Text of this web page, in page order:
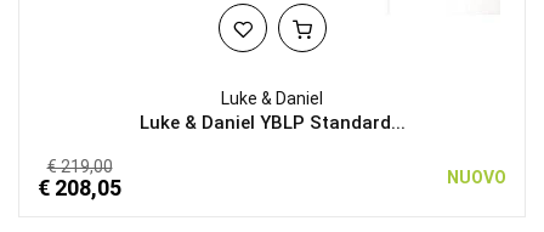
Luke & Daniel
Luke & Daniel YBLP Standard...
€ 219,00
€ 208,05 NUOVO